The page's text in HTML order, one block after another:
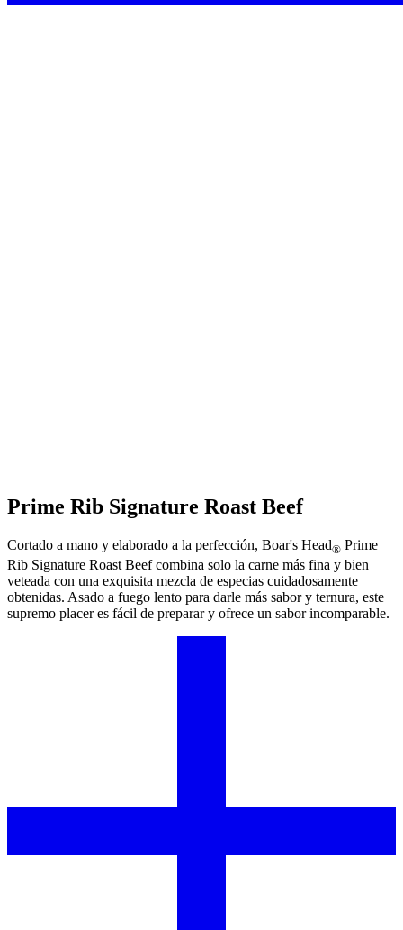
Prime Rib Signature Roast Beef
Cortado a mano y elaborado a la perfección, Boar's Head® Prime
Rib Signature Roast Beef combina solo la carne más fina y bien
veteada con una exquisita mezcla de especias cuidadosamente
obtenidas. Asado a fuego lento para darle más sabor y ternura, este
supremo placer es fácil de preparar y ofrece un sabor incomparable.